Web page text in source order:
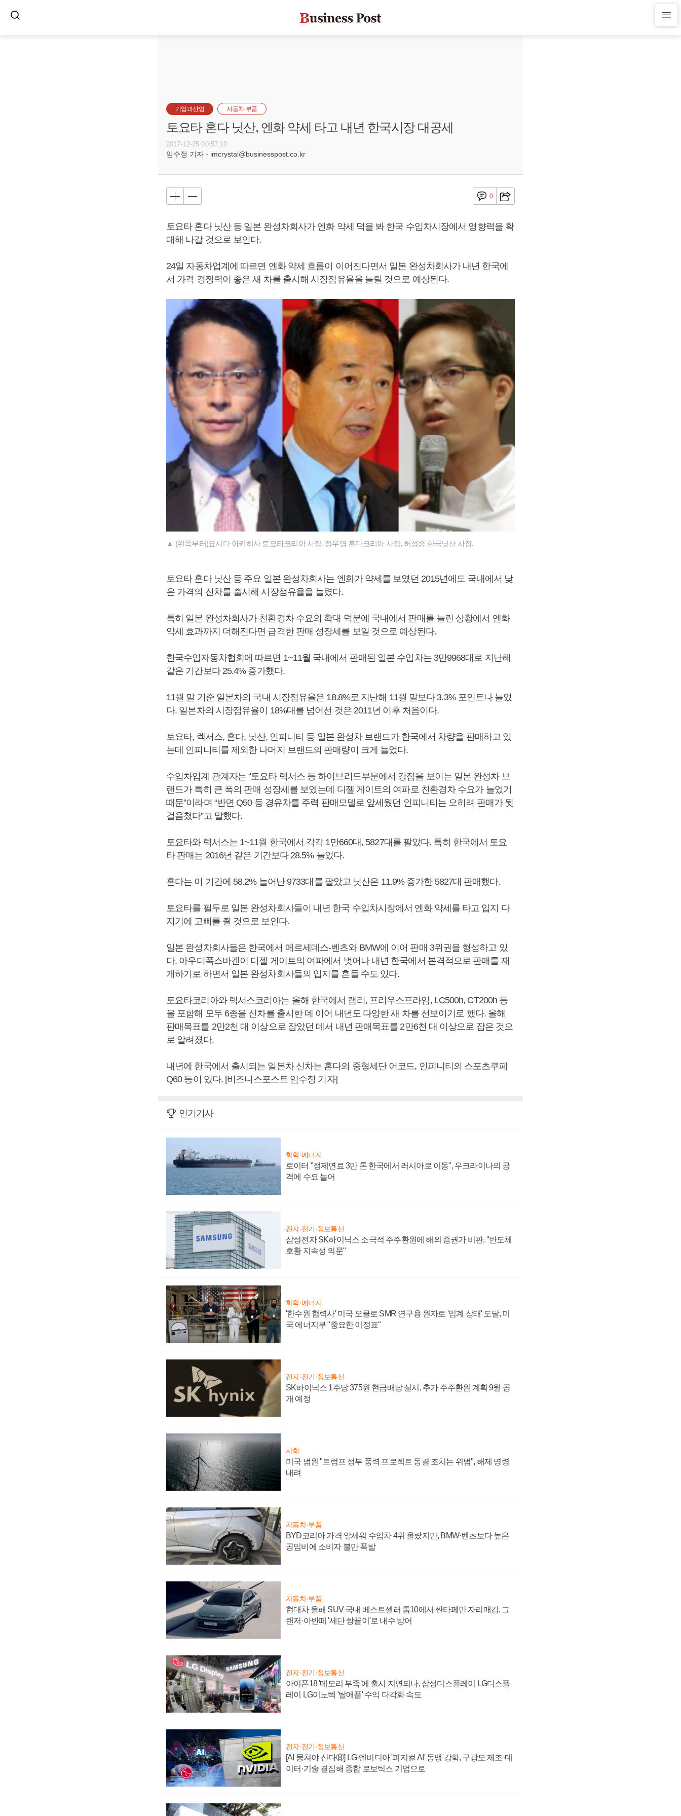
기업과산업 자동차·부품
토요타 혼다 닛산, 엔화 약세 타고 내년 한국시장 대공세
2017-12-25 00:57:10
임수정 기자 - imcrystal@businesspost.co.kr
0
토요타 혼다 닛산 등 일본 완성차회사가 엔화 약세 덕을 봐 한국 수입차시장에서 영향력을 확
대해 나갈 것으로 보인다.
24일 자동차업계에 따르면 엔화 약세 흐름이 이어진다면서 일본 완성차회사가 내년 한국에
서 가격 경쟁력이 좋은 새 차를 출시해 시장점유율을 늘릴 것으로 예상된다.
▲ (왼쪽부터)요시다 아키히사 토요타코리아 사장, 정우영 혼다코리아 사장, 허성중 한국닛산 사장.
토요타 혼다 닛산 등 주요 일본 완성차회사는 엔화가 약세를 보였던 2015년에도 국내에서 낮
은 가격의 신차를 출시해 시장점유율을 늘렸다.
특히 일본 완성차회사가 친환경차 수요의 확대 덕분에 국내에서 판매를 늘린 상황에서 엔화
약세 효과까지 더해진다면 급격한 판매 성장세를 보일 것으로 예상된다.
한국수입자동차협회에 따르면 1~11월 국내에서 판매된 일본 수입차는 3만9968대로 지난해
같은 기간보다 25.4% 증가했다.
11월 말 기준 일본차의 국내 시장점유율은 18.8%로 지난해 11월 말보다 3.3% 포인트나 늘었
다. 일본차의 시장점유율이 18%대를 넘어선 것은 2011년 이후 처음이다.
토요타, 렉서스, 혼다, 닛산, 인피니티 등 일본 완성차 브랜드가 한국에서 차량을 판매하고 있
는데 인피니티를 제외한 나머지 브랜드의 판매량이 크게 늘었다.
수입차업계 관계자는 “토요타 렉서스 등 하이브리드부문에서 강점을 보이는 일본 완성차 브
랜드가 특히 큰 폭의 판매 성장세를 보였는데 디젤 게이트의 여파로 친환경차 수요가 늘었기
때문”이라며 “반면 Q50 등 경유차를 주력 판매모델로 앞세웠던 인피니티는 오히려 판매가 뒷
걸음쳤다”고 말했다.
토요타와 렉서스는 1~11월 한국에서 각각 1만660대, 5827대를 팔았다. 특히 한국에서 토요
타 판매는 2016년 같은 기간보다 28.5% 늘었다.
혼다는 이 기간에 58.2% 늘어난 9733대를 팔았고 닛산은 11.9% 증가한 5827대 판매했다.
토요타를 필두로 일본 완성차회사들이 내년 한국 수입차시장에서 엔화 약세를 타고 입지 다
지기에 고삐를 죌 것으로 보인다.
일본 완성차회사들은 한국에서 메르세데스-벤츠와 BMW에 이어 판매 3위권을 형성하고 있
다. 아우디폭스바겐이 디젤 게이트의 여파에서 벗어나 내년 한국에서 본격적으로 판매를 재
개하기로 하면서 일본 완성차회사들의 입지를 흔들 수도 있다.
토요타코리아와 렉서스코리아는 올해 한국에서 캠리, 프리우스프라임, LC500h, CT200h 등
을 포함해 모두 6종을 신차를 출시한 데 이어 내년도 다양한 새 차를 선보이기로 했다. 올해
판매목표를 2만2천 대 이상으로 잡았던 데서 내년 판매목표를 2만6천 대 이상으로 잡은 것으
로 알려졌다.
내년에 한국에서 출시되는 일본차 신차는 혼다의 중형세단 어코드, 인피니티의 스포츠쿠페
Q60 등이 있다. [비즈니스포스트 임수정 기자]
인기기사
화학·에너지
로이터 "정제연료 3만 톤 한국에서 러시아로 이동", 우크라이나의 공
격에 수요 늘어
전자·전기·정보통신
삼성전자 SK하이닉스 소극적 주주환원에 해외 증권가 비판, "반도체
호황 지속성 의문"
화학·에너지
'한수원 협력사' 미국 오클로 SMR 연구용 원자로 '임계 상태' 도달, 미
국 에너지부 "중요한 이정표"
전자·전기·정보통신
SK하이닉스 1주당 375원 현금배당 실시, 추가 주주환원 계획 9월 공
개 예정
사회
미국 법원 "트럼프 정부 풍력 프로젝트 동결 조치는 위법", 해제 명령
내려
자동차·부품
BYD코리아 가격 앞세워 수입차 4위 올랐지만, BMW·벤츠보다 높은
공임비에 소비자 불만 폭발
자동차·부품
현대차 올해 SUV 국내 베스트셀러 톱10에서 싼타페만 자리매김, 그
랜저·아반떼 '세단 쌍끌이'로 내수 방어
전자·전기·정보통신
아이폰18 '메모리 부족'에 출시 지연되나, 삼성디스플레이 LG디스플
레이 LG이노텍 '탈애플' 수익 다각화 속도
전자·전기·정보통신
[AI 뭉쳐야 산다⑧] LG·엔비디아 '피지컬 AI' 동맹 강화, 구광모 제조·데
이터·기술 결집해 종합 로보틱스 기업으로